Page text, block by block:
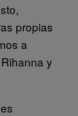
propias
a
y